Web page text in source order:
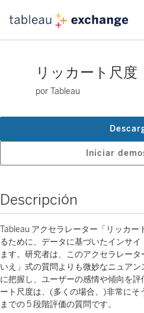
リッカート尺度
por Tableau
Iniciar
Descripción
Tableau アクセラレーター「リッカー
るために、データに基づいたインサ
ます。研究者は、このアクセラレー
いえ」式の質問よりも微妙なニュア
に把握し、ユーザーの感情や傾向を
ート尺度は、(多くの場合、)非常にそ
までの 5 段階評価の質問です。